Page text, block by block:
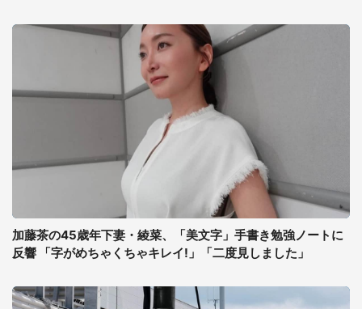
加藤茶の45歳年下妻・綾菜、「美文字」手書き勉強ノートに
反響 「字がめちゃくちゃキレイ!」「二度見しました」